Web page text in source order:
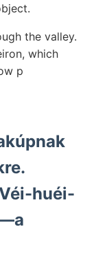
the valley.
which
p